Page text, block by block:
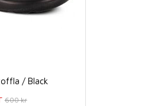
/ Black
600 kr